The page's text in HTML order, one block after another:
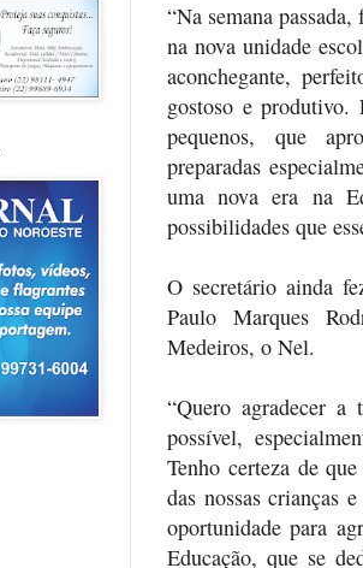
“Na semana
na nova unidade
aconchegante,
gostoso e
pequenos, que
preparadas
uma nova era na
possibilidades que
O secretário ainda
Paulo Marques
Medeiros, o Nel.
“Quero agradecer a
possível,
Tenho certeza de
das nossas crianças
oportunidade para
Educação, que se